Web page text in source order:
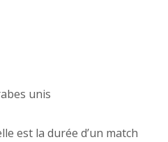
unis
est la durée d’un match